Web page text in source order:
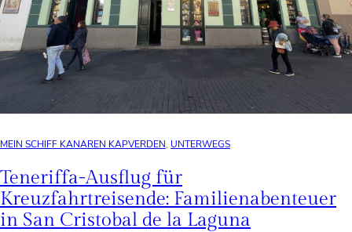
MEIN SCHIFF KANAREN KAPVERDEN, UNTERWEGS
Teneriffa-Ausflug für
Kreuzfahrtreisende: Familienabenteuer
in San Cristobal de la Laguna